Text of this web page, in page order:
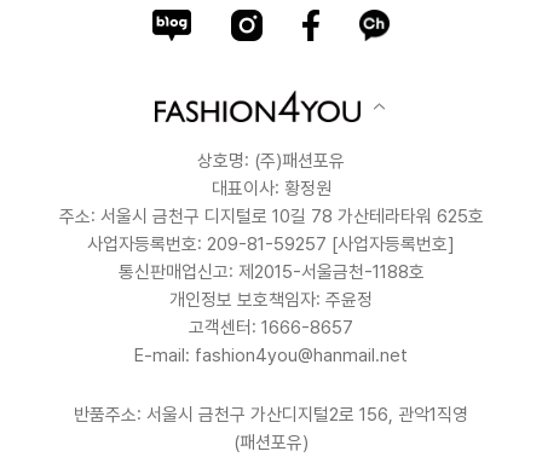
상호명: (주)패션포유
대표이사: 황정원
주소: 서울시 금천구 디지털로 10길 78 가산테라타워 625호
사업자등록번호: 209-81-59257 [사업자등록번호]
통신판매업신고: 제2015-서울금천-1188호
개인정보 보호책임자: 주윤정
고객센터: 1666-8657
E-mail: fashion4you@hanmail.net
반품주소: 서울시 금천구 가산디지털2로 156, 관악1직영
(패션포유)